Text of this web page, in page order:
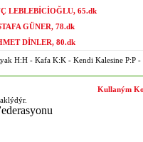
LEBLEBİCİOĞLU, 65.dk
GÜNER, 78.dk
DİNLER, 80.dk
H:H - Kafa K:K - Kendi Kalesine P:P -
ederasyonu
Kullaným